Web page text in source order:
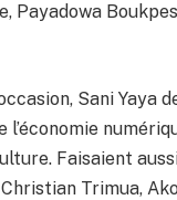
Payadowa
Sani Yaya
l’économie
Faisaient
Trimua,